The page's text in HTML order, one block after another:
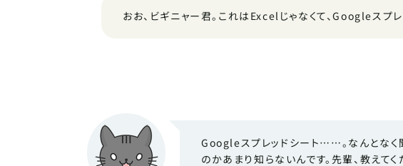
おお、ビギニャー君。これはExcelじゃなくて、Googleスプレ
Googleスプレッドシート……。なんとなく
のかあまり知らないんです。先輩、教えてく